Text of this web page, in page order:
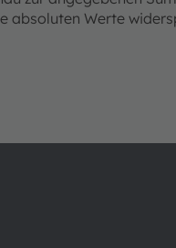
Werte